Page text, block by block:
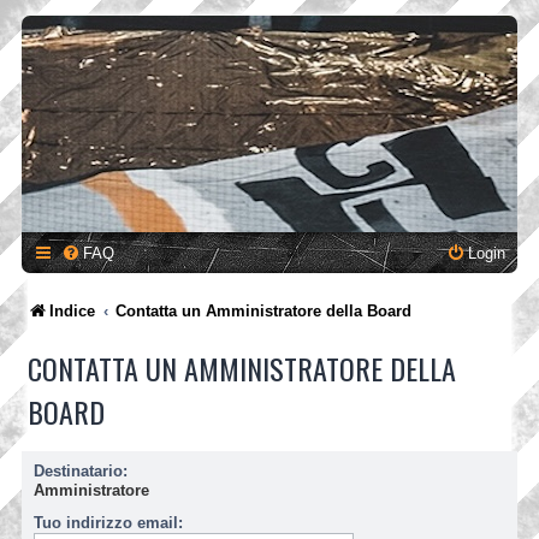
FAQ Login
Indice Contatta un Amministratore della Board
CONTATTA UN AMMINISTRATORE DELLA
BOARD
Destinatario:
Amministratore
Tuo indirizzo email: